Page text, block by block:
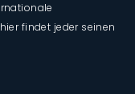
findet jeder seinen